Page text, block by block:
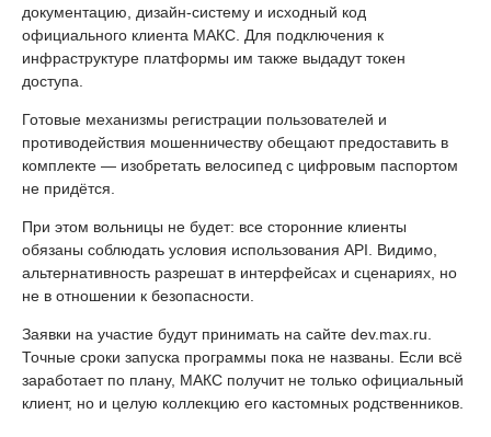
документацию, дизайн-систему и исходный код
официального клиента МАКС. Для подключения к
инфраструктуре платформы им также выдадут токен
доступа.
Готовые механизмы регистрации пользователей и
противодействия мошенничеству обещают предоставить в
комплекте — изобретать велосипед с цифровым паспортом
не придётся.
При этом вольницы не будет: все сторонние клиенты
обязаны соблюдать условия использования API. Видимо,
альтернативность разрешат в интерфейсах и сценариях, но
не в отношении к безопасности.
Заявки на участие будут принимать на сайте dev.max.ru.
Точные сроки запуска программы пока не названы. Если всё
заработает по плану, МАКС получит не только официальный
клиент, но и целую коллекцию его кастомных родственников.